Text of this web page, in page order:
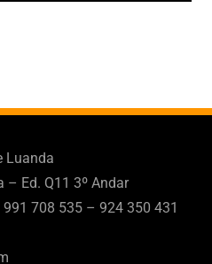
Luanda
– Ed. Q11 3º Andar
708 535 – 924 350 431